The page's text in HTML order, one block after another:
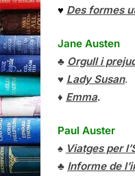
♥ Des formes
Jane Austen
♣ Orgull i
♥ Lady Susan.
♦ Emma.
Paul Auster
♠ Viatges per
♣ Informe de